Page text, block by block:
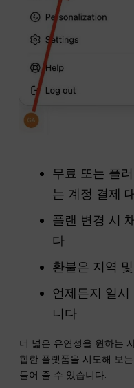
무료 또는 플
는 계정 결제
플랜 변경 시
다
환불은 지역
언제든지 일
니다
더 넓은 유연성을 원하는
합한 플랫폼을 시도해 보
들어 줄 수 있습니다.